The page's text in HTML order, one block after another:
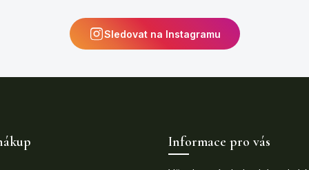
Sledovat na Instagramu
Informace pro vás